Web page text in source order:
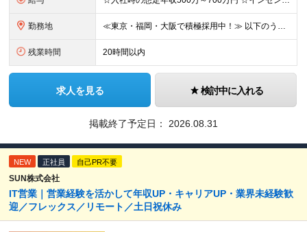
勤務地 ≪東京・福岡・大阪で積極採用中！≫ 以下のうち、希望に合わせて配属いたします。 【東京本社】 東京都港区芝1-9-3 芝マツラビル4F 【大阪支店】 大阪府大阪市西区西本町1丁目5番20号 サーミ
残業時間 20時間以内
求人を見る 検討中に入れる
掲載終了予定日： 2026.08.31
NEW 正社員 自己PR不要
SUN株式会社
IT営業｜営業経験を活かして年収UP・キャリアUP・業界未経験歓
迎／フレックス／リモート／土日祝休み